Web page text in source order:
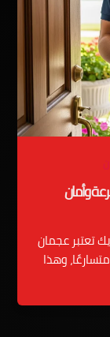
وأمان
تعتبر عجمان
وهذا